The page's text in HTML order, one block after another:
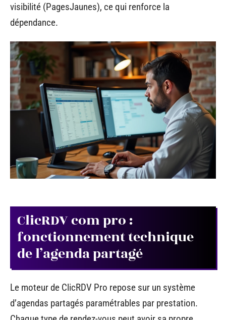
visibilité (PagesJaunes), ce qui renforce la
dépendance.
ClicRDV com pro :
fonctionnement technique
de l’agenda partagé
Le moteur de ClicRDV Pro repose sur un système
d’agendas partagés paramétrables par prestation.